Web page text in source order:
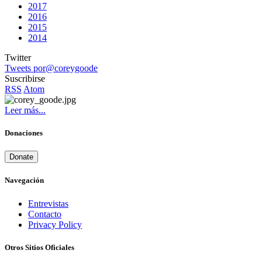
2017
2016
2015
2014
Twitter
Tweets por@coreygoode
Suscribirse
RSS Atom
Leer más...
Donaciones
Donate
Navegación
Entrevistas
Contacto
Privacy Policy
Otros Sitios Oficiales